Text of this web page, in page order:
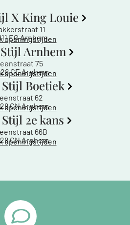
X King Louie
11
EG Arnhem
openingstijden
Arnhem
75
CE Arnhem
openingstijden
Boetiek
62
CN Arnhem
openingstijden
2e kans
66B
CN Arnhem
openingstijden